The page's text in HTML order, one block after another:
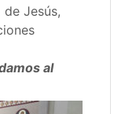
Jesús,
al